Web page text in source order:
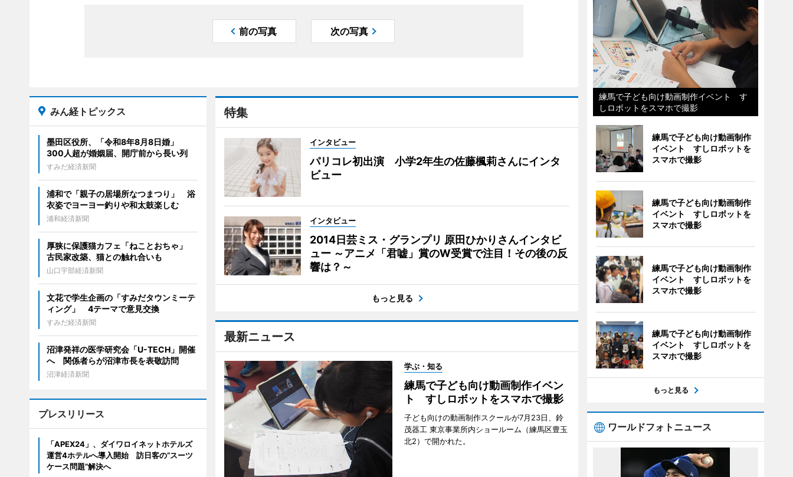
前の写真 次の写真
特集
インタビュー
パリコレ初出演 小学2年生の佐藤楓莉さんにインタ
ビュー
インタビュー
2014日芸ミス・グランプリ 原田ひかりさんインタビ
ュー ～アニメ「君嘘」賞のW受賞で注目！その後の反
響は？～
もっと見る
最新ニュース
学ぶ・知る
練馬で子ども向け動画制作イベン
ト すしロボットをスマホで撮影
子ども向けの動画制作スクールが7月23日、鈴
茂器工 東京事業所内ショールーム（練馬区豊玉
北2）で開かれた。
みん経トピックス
墨田区役所、「令和8年8月8日婚」
300人超が婚姻届、開庁前から長い列
すみだ経済新聞
浦和で「親子の居場所なつまつり」 浴
衣姿でヨーヨー釣りや和太鼓楽しむ
浦和経済新聞
厚狭に保護猫カフェ「ねことおちゃ」
古民家改築、猫との触れ合いも
山口宇部経済新聞
文花で学生企画の「すみだタウンミーテ
ィング」 4テーマで意見交換
すみだ経済新聞
沼津発祥の医学研究会「U-TECH」開催
へ 関係者らが沼津市長を表敬訪問
沼津経済新聞
プレスリリース
「APEX24」、ダイワロイネットホテルズ
運営4ホテルへ導入開始 訪日客の“スーツ
ケース問題”解決へ
練馬で子ども向け動画制作イベント す
しロボットをスマホで撮影
練馬で子ども向け動画制作
イベント すしロボットを
スマホで撮影
練馬で子ども向け動画制作
イベント すしロボットを
スマホで撮影
練馬で子ども向け動画制作
イベント すしロボットを
スマホで撮影
練馬で子ども向け動画制作
イベント すしロボットを
スマホで撮影
もっと見る
ワールドフォトニュース